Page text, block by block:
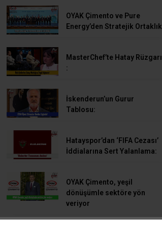
OYAK Çimento ve Pure
Energy’den Stratejik Ortaklık
MasterChef’te Hatay Rüzgarı
:
İskenderun’un Gurur
Tablosu:
Hatayspor’dan ‘FIFA Cezası’
İddialarına Sert Yalanlama:
OYAK Çimento, yeşil
dönüşümle sektöre yön
veriyor